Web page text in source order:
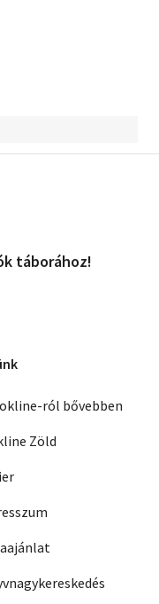
táborához!
ról bővebben
Zöld